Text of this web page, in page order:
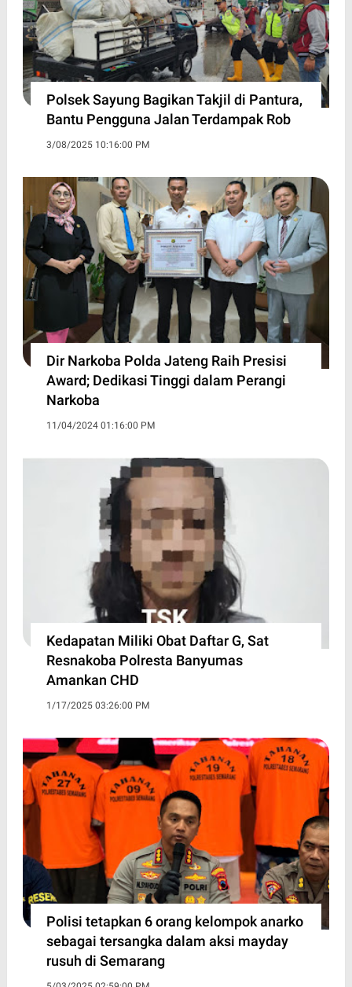
Polsek Sayung Bagikan Takjil di Pantura,
Bantu Pengguna Jalan Terdampak Rob
3/08/2025 10:16:00 PM
Dir Narkoba Polda Jateng Raih Presisi
Award; Dedikasi Tinggi dalam Perangi
Narkoba
11/04/2024 01:16:00 PM
Kedapatan Miliki Obat Daftar G, Sat
Resnakoba Polresta Banyumas
Amankan CHD
1/17/2025 03:26:00 PM
Polisi tetapkan 6 orang kelompok anarko
sebagai tersangka dalam aksi mayday
rusuh di Semarang